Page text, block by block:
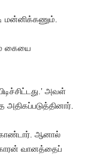
மன்னிக்கணும்
கையை
.’ அவள்
அதிகப்படுத்தினார்
ஆனால்
வானத்தைப்